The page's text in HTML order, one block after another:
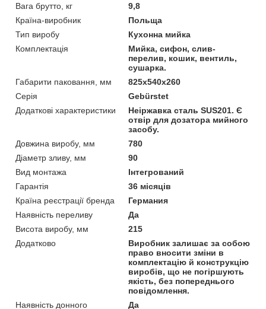
Вага брутто, кг
9,8
Країна-виробник
Польща
Тип виробу
Кухонна мийка
Комплектація
Мийка, сифон, слив-
перелив, кошик, вентиль,
сушарка.
Габарити паковання, мм
825х540х260
Серія
Gebürstet
Додаткові характеристики
Неіржавка сталь SUS201. Є
отвір для дозатора мийного
засобу.
Довжина виробу, мм
780
Діаметр зливу, мм
90
Вид монтажа
Інтегрований
Гарантія
36 місяців
Країна реєстрації бренда
Германия
Наявність переливу
Да
Висота виробу, мм
215
Додатково
Виробник залишає за собою
право вносити зміни в
комплектацію й конструкцію
виробів, що не погіршують
якість, без попереднього
повідомлення.
Наявність донного
Да